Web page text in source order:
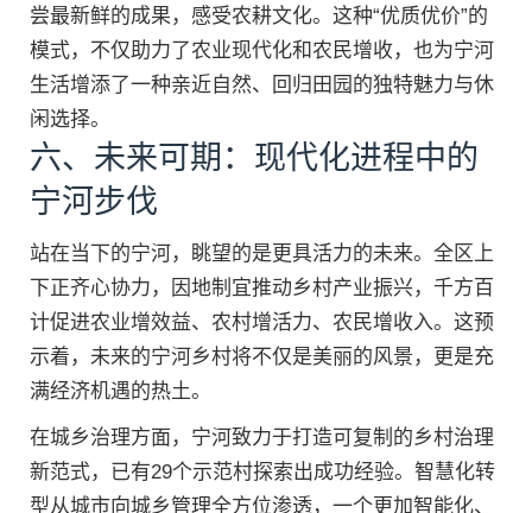
尝最新鲜的成果，感受农耕文化。这种“优质优价”的
模式，不仅助力了农业现代化和农民增收，也为宁河
生活增添了一种亲近自然、回归田园的独特魅力与休
闲选择。
六、未来可期：现代化进程中的
宁河步伐
站在当下的宁河，眺望的是更具活力的未来。全区上
下正齐心协力，因地制宜推动乡村产业振兴，千方百
计促进农业增效益、农村增活力、农民增收入。这预
示着，未来的宁河乡村将不仅是美丽的风景，更是充
满经济机遇的热土。
在城乡治理方面，宁河致力于打造可复制的乡村治理
新范式，已有29个示范村探索出成功经验。智慧化转
型从城市向城乡管理全方位渗透，一个更加智能化、